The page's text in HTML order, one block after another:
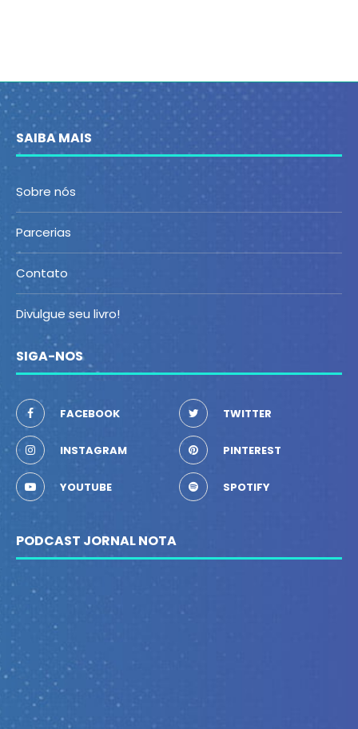
SAIBA MAIS
Sobre nós
Parcerias
Contato
Divulgue seu livro!
SIGA-NOS
FACEBOOK TWITTER
INSTAGRAM PINTEREST
YOUTUBE SPOTIFY
PODCAST JORNAL NOTA